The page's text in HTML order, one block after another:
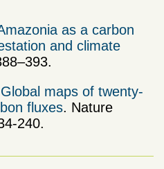
as a carbon
and climate
Global maps of twenty-
fluxes. Nature
240.